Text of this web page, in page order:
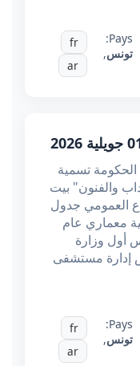
Pays:
تونس,
fr
ar
الحكومة تسمية
والفنون" بيت
العمومي جدول
معماري عام
أول وزارة
إدارة مستشفى
Pays:
تونس,
fr
ar